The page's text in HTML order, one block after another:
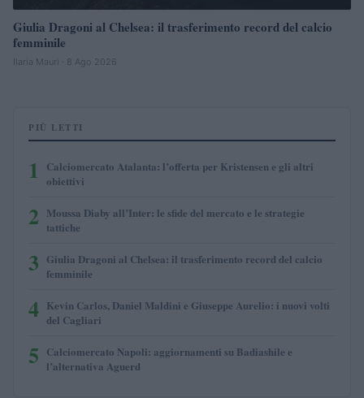
Giulia Dragoni al Chelsea: il trasferimento record del calcio
femminile
Ilaria Mauri · 8 Ago 2026
PIÙ LETTI
1
Calciomercato Atalanta: l’offerta per Kristensen e gli altri
obiettivi
2 Moussa Diaby all’Inter: le sfide del mercato e le strategie
tattiche
3 Giulia Dragoni al Chelsea: il trasferimento record del calcio
femminile
4 Kevin Carlos, Daniel Maldini e Giuseppe Aurelio: i nuovi volti
del Cagliari
5 Calciomercato Napoli: aggiornamenti su Badiashile e
l’alternativa Aguerd